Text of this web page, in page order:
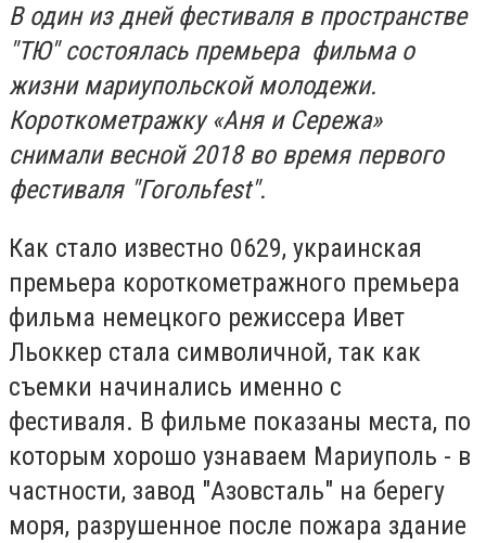
В один из дней фестиваля в пространстве
"ТЮ" состоялась премьера фильма о
жизни мариупольской молодежи.
Короткометражку «Аня и Сережа»
снимали весной 2018 во время первого
фестиваля "Гогольfest".
Как стало известно 0629, украинская
премьера короткометражного премьера
фильма немецкого режиссера Ивет
Льоккер стала символичной, так как
съемки начинались именно с
фестиваля. В фильме показаны места, по
которым хорошо узнаваем Мариуполь - в
частности, завод "Азовсталь" на берегу
моря, разрушенное после пожара здание